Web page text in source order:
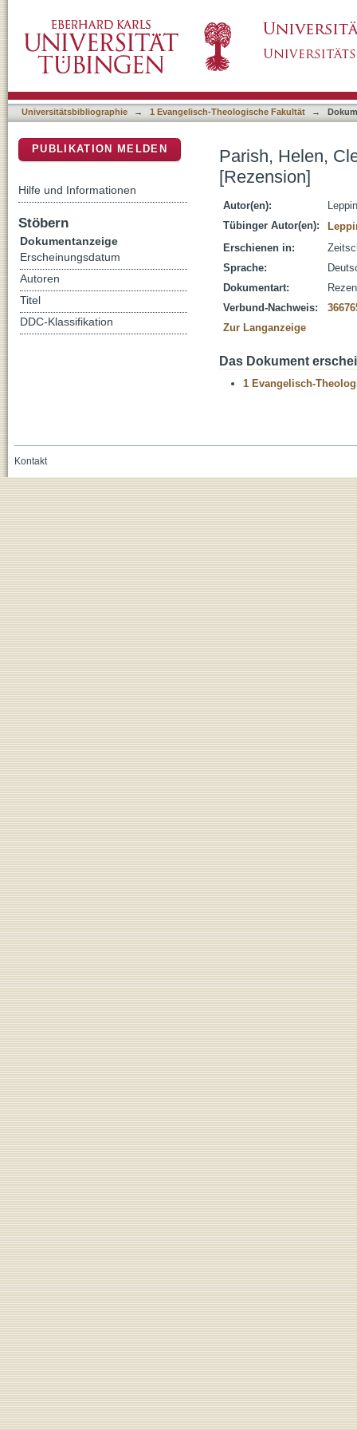
Universitätsbibliographie → 1 Evangelisch-Theologische Fakultät →
Parish, Helen,
[Rezension]
Autor(en):
Tübinger Autor(en):
Erschienen in:
Sprache:
Dokumentart:
Verbund-Nachweis:
Zur Langanzeige
Das Dokument
1 Evangelisch-
PUBLIKATION MELDEN
Hilfe und Informationen
Stöbern
Dokumentanzeige
Erscheinungsdatum
Autoren
Titel
DDC-Klassifikation
Kontakt